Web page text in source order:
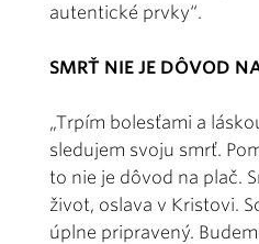
autentické prvky“.
SMRŤ NIE JE DÔVOD
„Trpím bolesťami a
sledujem svoju smrť.
to nie je dôvod na plač.
život, oslava v Kristovi.
úplne pripravený.